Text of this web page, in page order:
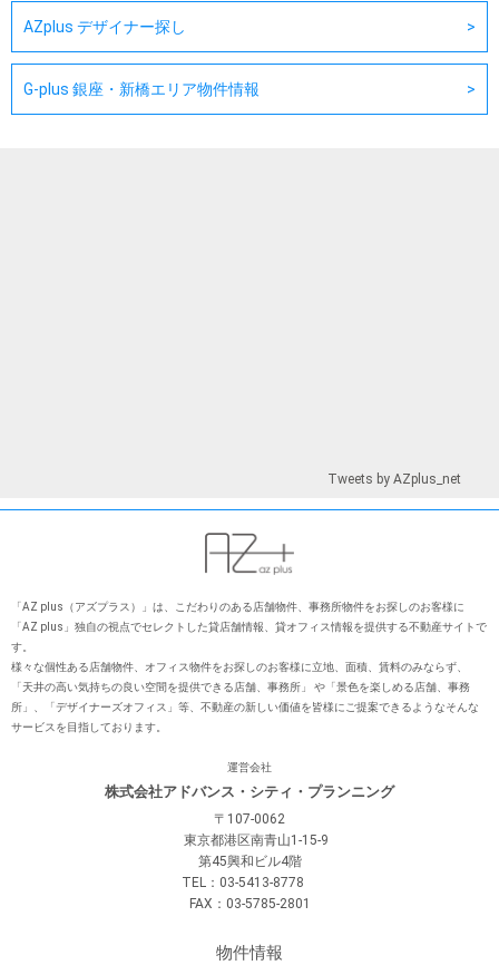
AZplus デザイナー探し
G-plus 銀座・新橋エリア物件情報
Tweets by AZplus_net
「AZ plus（アズプラス）」は、こだわりのある店舗物件、事務所物件をお探しのお客様に
「AZ plus」独⾃の視点でセレクトした貸店舗情報、貸オフィス情報を提供する不動産サイトで
す。
様々な個性ある店舗物件、オフィス物件をお探しのお客様に⽴地、⾯積、賃料のみならず、
「天井の⾼い気持ちの良い空間を提供できる店舗、事務所」 や「景⾊を楽しめる店舗、事務
所」、「デザイナーズオフィス」等、不動産の新しい価値を皆様にご提案できるようなそんな
サービスを⽬指しております。
運営会社
株式会社アドバンス・シティ・プランニング
〒107-0062
東京都港区南青山1-15-9
第45興和ビル4階
TEL：03-5413-8778
FAX：03-5785-2801
物件情報